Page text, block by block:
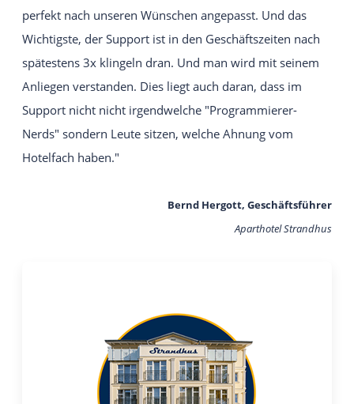
perfekt nach unseren Wünschen angepasst. Und das
Wichtigste, der Support ist in den Geschäftszeiten nach
spätestens 3x klingeln dran. Und man wird mit seinem
Anliegen verstanden. Dies liegt auch daran, dass im
Support nicht nicht irgendwelche "Programmierer-
Nerds" sondern Leute sitzen, welche Ahnung vom
Hotelfach haben."
Bernd Hergott, Geschäftsführer
Aparthotel Strandhus